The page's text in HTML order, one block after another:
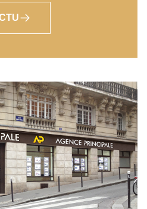
3 premières agences ont
sont à 190 000 Euros
à 110 000 Euros. Il
que les
(agents commerciaux
un niveau de production
dans la profession. A
premiers négociateurs
de 88 000 Euros de